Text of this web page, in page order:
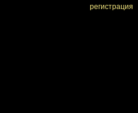
регистрация